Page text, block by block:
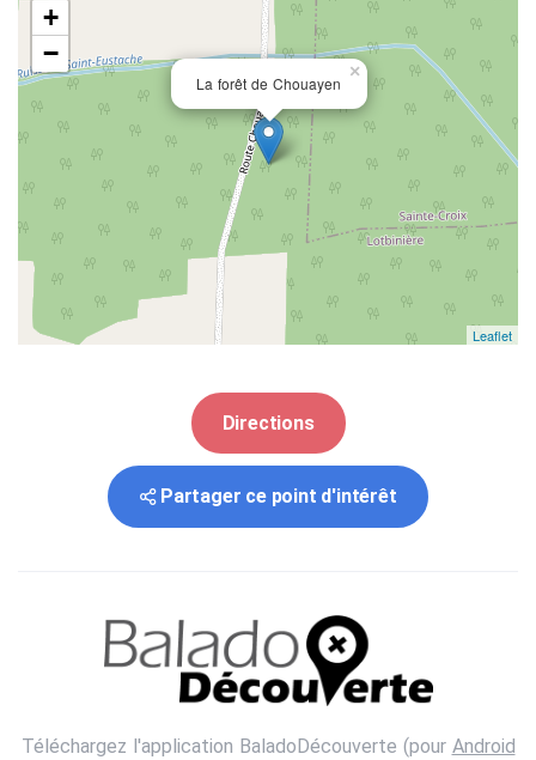
La forêt de Chouayen
×
+
−
Leaflet
Directions
Partager ce point d'intérêt
Téléchargez l'application BaladoDécouverte (pour Android